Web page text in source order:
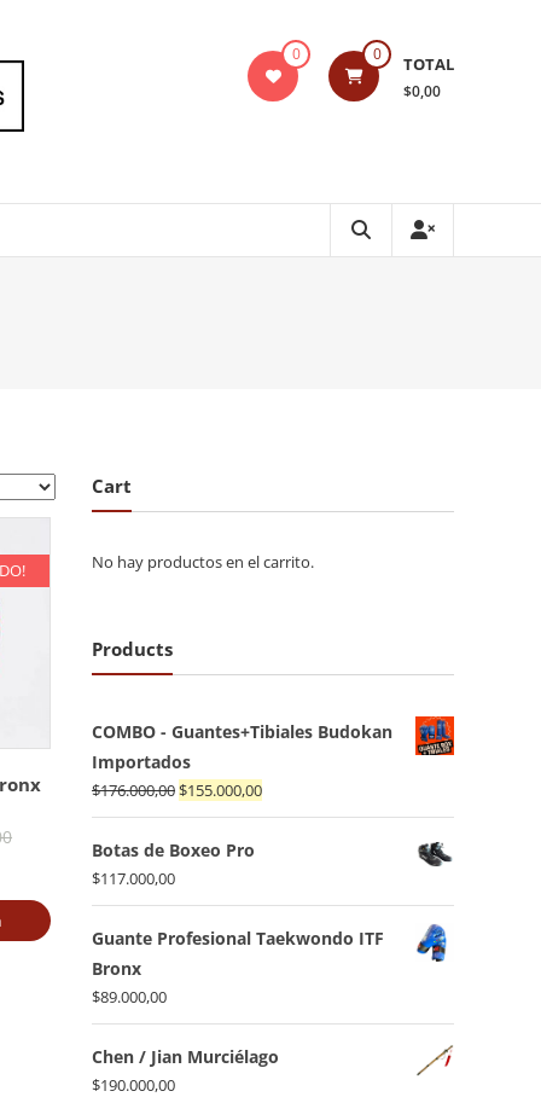
0 0 TOTAL
$0,00
El
original
Cart
No hay productos en el carrito.
Products
COMBO - Guantes+Tibiales Budokan
Importados
$176.000,00El
precio
original
$155.000,00El
precio
Botas de Boxeo Pro
$117.000,00
Guante Profesional Taekwondo ITF
Bronx
$89.000,00
Chen / Jian Murciélago
$190.000,00